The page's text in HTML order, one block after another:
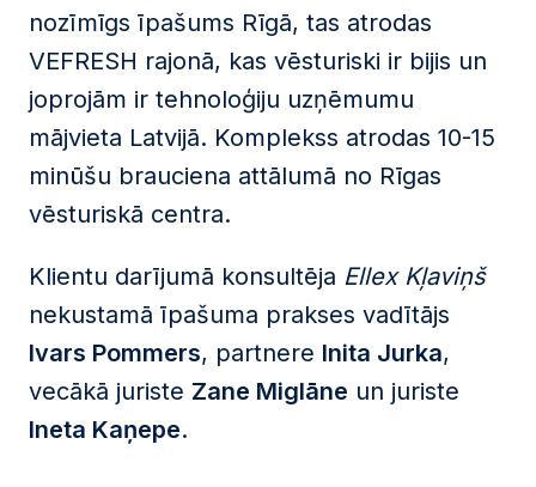
nozīmīgs īpašums Rīgā, tas atrodas
VEFRESH rajonā, kas vēsturiski ir bijis un
joprojām ir tehnoloģiju uzņēmumu
mājvieta Latvijā. Komplekss atrodas 10-15
minūšu brauciena attālumā no Rīgas
vēsturiskā centra.
Klientu darījumā konsultēja Ellex Kļaviņš
nekustamā īpašuma prakses vadītājs
Ivars Pommers, partnere Inita Jurka,
vecākā juriste Zane Miglāne un juriste
Ineta Kaņepe.